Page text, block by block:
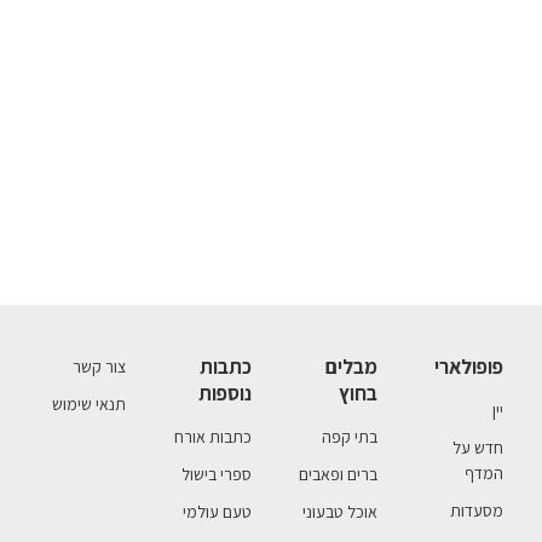
פופולארי
יין
חדש על
המדף
מסעדות
מבלים
בחוץ
בתי קפה
ברים ופאבים
אוכל טבעוני
כתבות
נוספות
כתבות אורח
ספרי בישול
טעם עולמי
צור קשר
תנאי שימוש